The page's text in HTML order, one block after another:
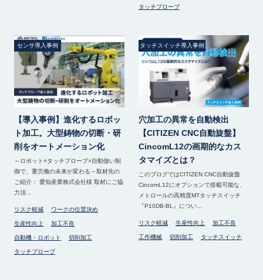
タッチプローブ
センサ導入事例
【導入事例】進化するロボッ
ト加工。大型鋳物の切断・研
削をオートメーション化
～ロボット×タッチプローブ×自動倣い制
御で、重労働の未来が変わる～取材先の
ご紹介： 愛知産業株式会社様 取材にご協
力頂...
リスク軽減 ワークの位置決め
生産性向上 加工不良
自動機・ロボット 切削加工
タッチプローブ
タッチスイッチ導入事例
穴加工の異常を自動検出
【CITIZEN CNC自動旋盤】
CincomL12の画期的なカス
タマイズとは？
このブログではCITIZEN CNC自動旋盤
CincomL12にオプションで搭載可能な、
メトロールの高精度MTタッチスイッチ
『P10DB-BL』につい...
リスク軽減 生産性向上 加工不良
工作機械 切削加工 タッチスイッチ